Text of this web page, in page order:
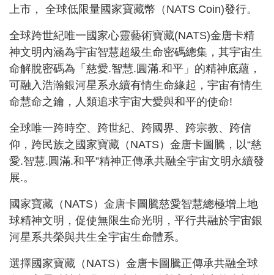
上市， 全球低限量國家寶藏幣（NATS Coin)發行。
全球跨世紀唯一國家心靈藝術寶藏(NATS)金唐卡精
神文明內涵為宇宙智慧超級生命密碼總集，其宇宙生
命解脫密碼為「慈愛.智慧.圓滿.和平」的精神底蘊，
可融入浩瀚銀河星系永續有情生命緣起，宇宙有情生
命慧命之鑰，人類追求宇宙大愛與和平的使命!
全球唯一跨時空、跨世紀、跨國界、跨宗教、跨信
仰，跨民族之國家寶藏（NATS）金唐卡圖騰，以“慈
愛.智慧.圓滿.和平”精神正傳承共融全宇宙文明永續發
展.。
國家寶藏（NATS）金唐卡圖騰慈愛智慧總極增上地
球精神文明，促使無限生命光明，平行共融於宇宙銀
河星系共榮與共生全宇宙生命體系。
選擇國家寶藏（NATS）金唐卡圖騰正傳承共融全球